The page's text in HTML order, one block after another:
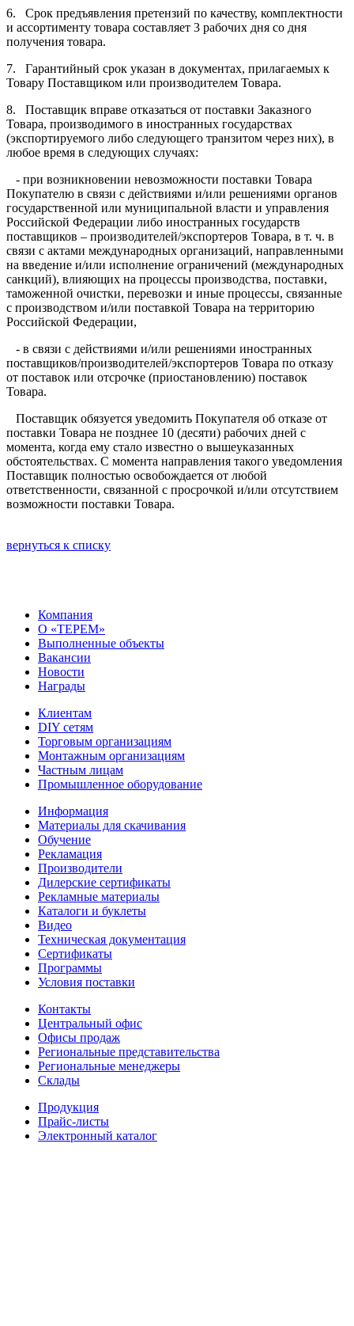
6. Срок предъявления претензий по качеству, комплектности
и ассортименту товара составляет 3 рабочих дня со дня
получения товара.
7. Гарантийный срок указан в документах, прилагаемых к
Товару Поставщиком или производителем Товара.
8. Поставщик вправе отказаться от поставки Заказного
Товара, производимого в иностранных государствах
(экспортируемого либо следующего транзитом через них), в
любое время в следующих случаях:
- при возникновении невозможности поставки Товара
Покупателю в связи с действиями и/или решениями органов
государственной или муниципальной власти и управления
Российской Федерации либо иностранных государств
поставщиков – производителей/экспортеров Товара, в т. ч. в
связи с актами международных организаций, направленными
на введение и/или исполнение ограничений (международных
санкций), влияющих на процессы производства, поставки,
таможенной очистки, перевозки и иные процессы, связанные
с производством и/или поставкой Товара на территорию
Российской Федерации,
- в связи с действиями и/или решениями иностранных
поставщиков/производителей/экспортеров Товара по отказу
от поставок или отсрочке (приостановлению) поставок
Товара.
Поставщик обязуется уведомить Покупателя об отказе от
поставки Товара не позднее 10 (десяти) рабочих дней с
момента, когда ему стало известно о вышеуказанных
обстоятельствах. С момента направления такого уведомления
Поставщик полностью освобождается от любой
ответственности, связанной с просрочкой и/или отсутствием
возможности поставки Товара.
вернуться к списку
Компания
О «ТЕРЕМ»
Выполненные объекты
Вакансии
Новости
Награды
Клиентам
DIY сетям
Торговым организациям
Монтажным организациям
Частным лицам
Промышленное оборудование
Информация
Материалы для скачивания
Обучение
Рекламация
Производители
Дилерские сертификаты
Рекламные материалы
Каталоги и буклеты
Видео
Техническая документация
Сертификаты
Программы
Условия поставки
Контакты
Центральный офис
Офисы продаж
Региональные представительства
Региональные менеджеры
Склады
Продукция
Прайс-листы
Электронный каталог